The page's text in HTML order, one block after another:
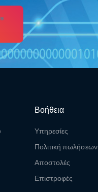
Βοήθεια
Υπηρεσίες
Πολιτική πωλήσεων
Αποστολές
Επιστροφές